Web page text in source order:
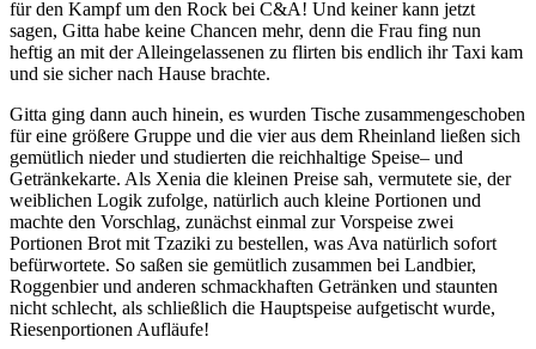
für den Kampf um den Rock bei C&A! Und keiner kann jetzt
sagen, Gitta habe keine Chancen mehr, denn die Frau fing nun
heftig an mit der Alleingelassenen zu flirten bis endlich ihr Taxi kam
und sie sicher nach Hause brachte.
Gitta ging dann auch hinein, es wurden Tische zusammengeschoben
für eine größere Gruppe und die vier aus dem Rheinland ließen sich
gemütlich nieder und studierten die reichhaltige Speise– und
Getränkekarte. Als Xenia die kleinen Preise sah, vermutete sie, der
weiblichen Logik zufolge, natürlich auch kleine Portionen und
machte den Vorschlag, zunächst einmal zur Vorspeise zwei
Portionen Brot mit Tzaziki zu bestellen, was Ava natürlich sofort
befürwortete. So saßen sie gemütlich zusammen bei Landbier,
Roggenbier und anderen schmackhaften Getränken und staunten
nicht schlecht, als schließlich die Hauptspeise aufgetischt wurde,
Riesenportionen Aufläufe!